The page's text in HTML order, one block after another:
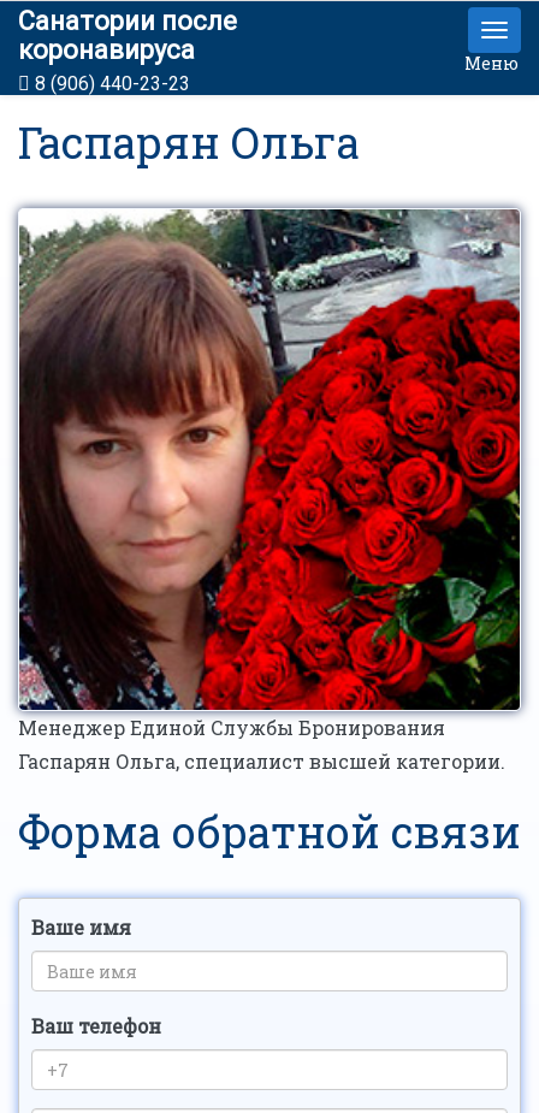
Санатории после
коронавируса
8 (906) 440-23-23
Меню
Гаспарян Ольга
Менеджер Единой Службы Бронирования
Гаспарян Ольга, специалист высшей категории.
Форма обратной связи
Ваше имя
Ваш телефон